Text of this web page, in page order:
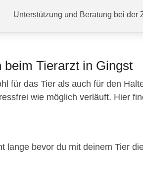
Unterstützung und Beratung bei der
beim Tierarzt in Gingst
für das Tier als auch für den
wie möglich verläuft. Hier
lange bevor du mit deinem Tier